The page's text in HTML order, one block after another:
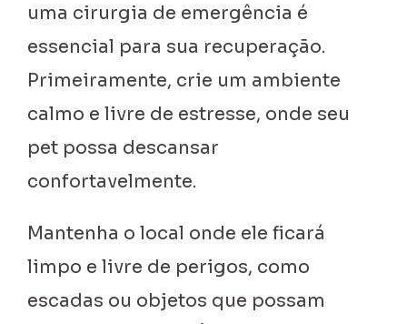
uma cirurgia de emergência é
essencial para sua recuperação.
Primeiramente, crie um ambiente
calmo e livre de estresse, onde seu
pet possa descansar
confortavelmente.
Mantenha o local onde ele ficará
limpo e livre de perigos, como
escadas ou objetos que possam